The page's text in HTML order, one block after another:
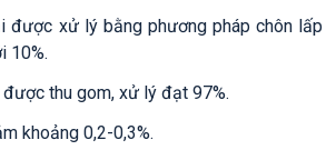
được xử lý bằng phương pháp chôn lấp
10%.
thu gom, xử lý đạt 97%.
khoảng 0,2-0,3%.